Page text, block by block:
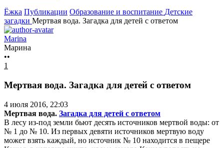
Ёжка Публикации Образование и воспитание Детские
загадки Мертвая вода. Загадка для детей с ответом
Marina
Марина
••
1
Мертвая вода. Загадка для детей с ответом
4 июля 2016, 22:03
Мертвая вода. Загадка для детей с ответом
В лесу из-под земли бьют десять источников мертвой воды: от
№ 1 до № 10. Из первых девяти источников мертвую воду
может взять каждый, но источник № 10 находится в пещере